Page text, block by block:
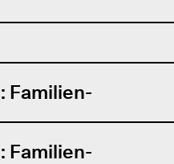
Familien-
Familien-